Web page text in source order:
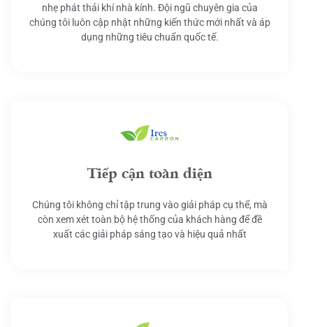
nhẹ phát thải khí nhà kính. Đội ngũ chuyên gia của
chúng tôi luôn cập nhật những kiến thức mới nhất và áp
dụng những tiêu chuẩn quốc tế.
Tiếp cận toàn diện
Chúng tôi không chỉ tập trung vào giải pháp cụ thể, mà
còn xem xét toàn bộ hệ thống của khách hàng để đề
xuất các giải pháp sáng tạo và hiệu quả nhất